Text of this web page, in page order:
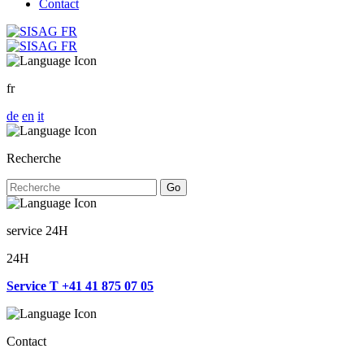
Contact
fr
de en it
Recherche
Go
service 24H
24H
Service T +41 41 875 07 05
Contact